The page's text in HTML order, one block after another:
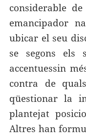
considerable
emancipador
ubicar el seu
se segons els
accentuessin
contra de
qüestionar la
plantejat
Altres han